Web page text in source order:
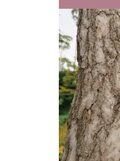
创意拍摄